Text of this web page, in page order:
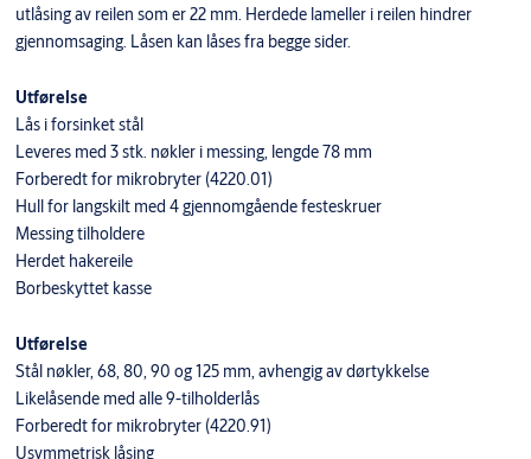
utlåsing av reilen som er 22 mm. Herdede lameller i reilen hindrer
gjennomsaging. Låsen kan låses fra begge sider.
Utførelse
Lås i forsinket stål
Leveres med 3 stk. nøkler i messing, lengde 78 mm
Forberedt for mikrobryter (4220.01)
Hull for langskilt med 4 gjennomgående festeskruer
Messing tilholdere
Herdet hakereile
Borbeskyttet kasse
Utførelse
Stål nøkler, 68, 80, 90 og 125 mm, avhengig av dørtykkelse
Likelåsende med alle 9-tilholderlås
Forberedt for mikrobryter (4220.91)
Usymmetrisk låsing